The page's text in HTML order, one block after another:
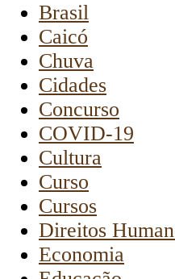
Brasil
Caicó
Chuva
Cidades
Concurso
COVID-19
Cultura
Curso
Cursos
Direitos
Economia